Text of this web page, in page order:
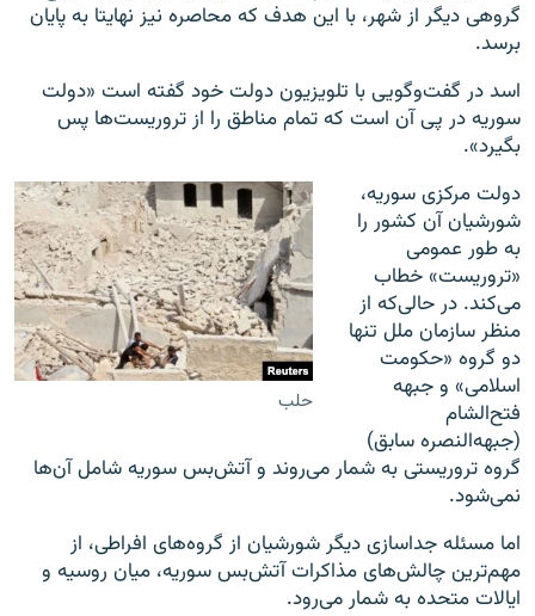
گروهی دیگر از شهر، با این هدف که محاصره نیز نهایتا به پایان
برسد.
اسد در گفت‌وگویی با تلویزیون دولت خود گفته است «دولت
سوریه در پی آن است که تمام مناطق را از تروریست‌ها پس
بگیرد».
حلب
دولت مرکزی سوریه،
شورشیان آن کشور را
به طور عمومی
«تروریست» خطاب
می‌کند. در حالی‌که از
منظر سازمان ملل تنها
دو گروه «حکومت
اسلامی» و جبهه
فتح‌الشام
(جبهه‌النصره سابق)
گروه تروریستی به شمار می‌روند و آتش‌بس سوریه شامل آن‌ها
نمی‌شود.
اما مسئله جداسازی دیگر شورشیان از گروه‌های افراطی، از
مهم‌ترین چالش‌های مذاکرات آتش‌بس سوریه، میان روسیه و
ایالات متحده به شمار می‌رود.